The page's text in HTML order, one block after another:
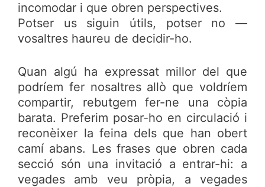
incomodar i que obren perspectives.
Potser us siguin útils, potser no —
vosaltres haureu de decidir-ho.
Quan algú ha expressat millor del que
podríem fer nosaltres allò que voldríem
compartir, rebutgem fer-ne una còpia
barata. Preferim posar-ho en circulació i
reconèixer la feina dels que han obert
camí abans. Les frases que obren cada
secció són una invitació a entrar-hi: a
vegades amb veu pròpia, a vegades